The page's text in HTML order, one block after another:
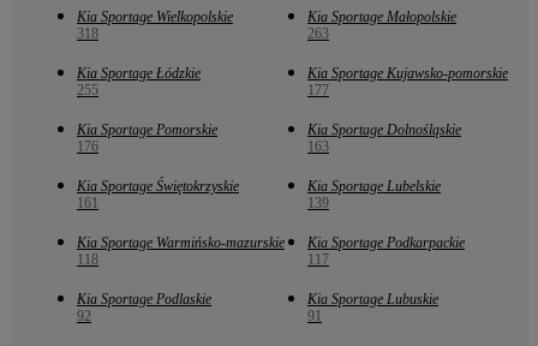
Kia Sportage Wielkopolskie
318
Kia Sportage Małopolskie
263
Kia Sportage Łódzkie
255
Kia Sportage Kujawsko-pomorskie
177
Kia Sportage Pomorskie
176
Kia Sportage Dolnośląskie
163
Kia Sportage Świętokrzyskie
161
Kia Sportage Lubelskie
139
Kia Sportage Warmińsko-mazurskie
118
Kia Sportage Podkarpackie
117
Kia Sportage Podlaskie
92
Kia Sportage Lubuskie
91